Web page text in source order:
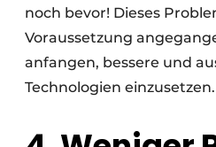
noch bevor! Dieses
Voraussetzung
anfangen, bessere und
Technologien einzusetzen.